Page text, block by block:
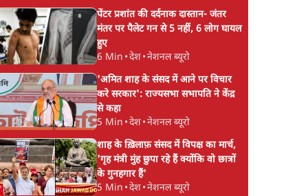
पेंटर प्रशांत की दर्दनाक दास्तान- जंतर
मंतर पर पैलेट गन से 5 नहीं, 6 लोग घायल
हुए
6 Min •देश•नेशनल ब्यूरो
'अमित शाह के संसद में आने पर विचार
करे सरकार': राज्यसभा सभापति ने केंद्र
से कहा
5 Min •देश•नेशनल ब्यूरो
शाह के ख़िलाफ़ संसद में विपक्ष का मार्च,
'गृह मंत्री मुंह छुपा रहे हैं क्योंकि वो छात्रों
के गुनहगार हैं'
5 Min •देश•नेशनल ब्यूरो